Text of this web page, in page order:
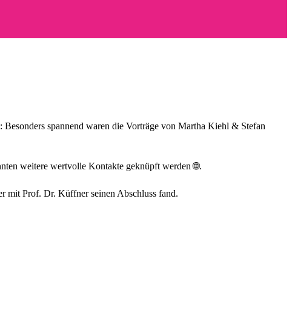
spannend waren die Vorträge von Martha Kiehl & Stefan
weitere wertvolle Kontakte geknüpft werden 🌐.
mit Prof. Dr. Küffner seinen Abschluss fand.